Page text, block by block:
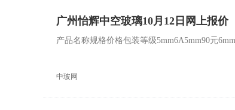
广州怡辉中空玻璃10月12日网上报价
产品名称规格价格包装等级5mm6A5mm90元
中玻网